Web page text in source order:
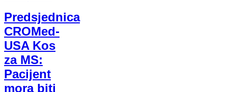
Predsjednica
CROMed-
USA Kos
za MS:
Pacijent
mora biti